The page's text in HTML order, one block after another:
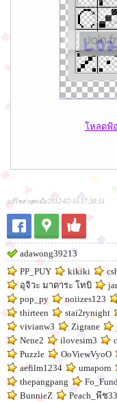
โหลดฟ้
แก้ไขล่าสุดเมื่อ 2012-02-15 17:30:51
adawong39213
PP_PUY
kikiki
อุจิวะ มาดาระ โทบิ
pop_py
noiizes123
thirteen
stai2rynight
vivianw3
Zigrane
Nene2
ilovesim3
Puzzle
OoViewVyoO
aefilm1234
umaporn
thepangpang
BunnieZ
Peach_พีช33